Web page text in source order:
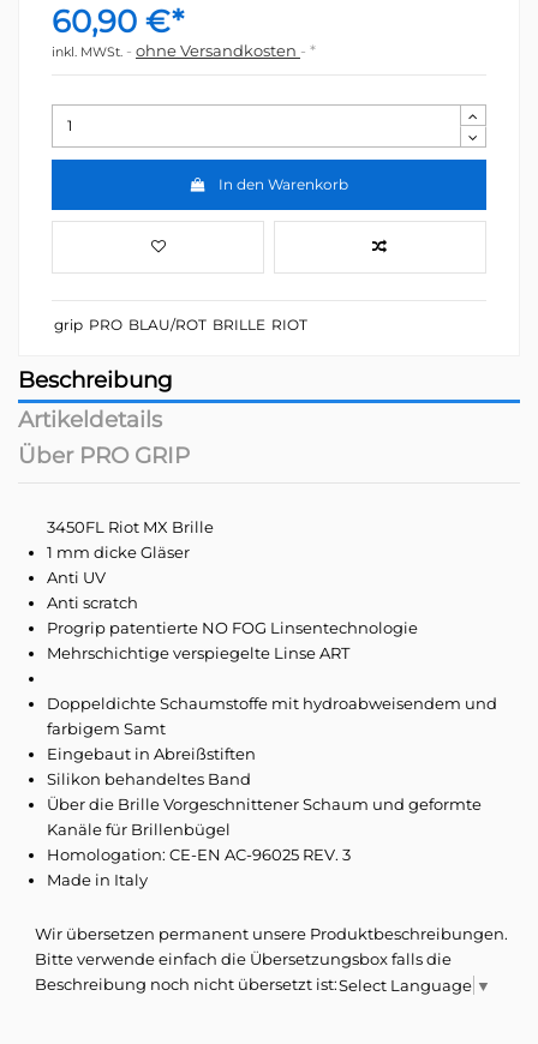
60,90 €*
inkl. MWSt. ohne Versandkosten *
In den Warenkorb
grip PRO BLAU/ROT BRILLE RIOT
Beschreibung
Artikeldetails
Über PRO GRIP
3450FL Riot MX Brille
1 mm dicke Gläser
Anti UV
Anti scratch
Progrip patentierte NO FOG Linsentechnologie
Mehrschichtige verspiegelte Linse ART
Doppeldichte Schaumstoffe mit hydroabweisendem und
farbigem Samt
Eingebaut in Abreißstiften
Silikon behandeltes Band
Über die Brille Vorgeschnittener Schaum und geformte
Kanäle für Brillenbügel
Homologation: CE-EN AC-96025 REV. 3
Made in Italy
Wir übersetzen permanent unsere Produktbeschreibungen.
Bitte verwende einfach die Übersetzungsbox falls die
Beschreibung noch nicht übersetzt ist:Select Language ▼